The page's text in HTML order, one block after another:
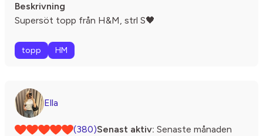
Beskrivning
Supersöt topp från H&M, strl S🖤
topp HM
Ella
(380)Senast aktiv: Senaste månaden